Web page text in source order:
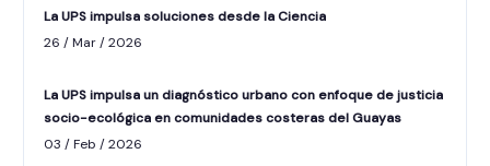
La UPS impulsa soluciones desde la Ciencia
26 / Mar / 2026
La UPS impulsa un diagnóstico urbano con enfoque de justicia
socio-ecológica en comunidades costeras del Guayas
03 / Feb / 2026
ASISTENTE UPS